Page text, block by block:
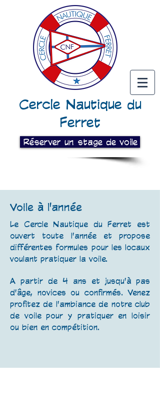
Cercle Nautique du
Ferret
Réserver un stage de voile
Voile à l'année
Le Cercle Nautique du Ferret est
ouvert toute l'année et propose
différentes formules pour les locaux
voulant pratiquer la voile.
A partir de 4 ans et jusqu'à pas
d'âge, novices ou confirmés. Venez
profitez de l'ambiance de notre club
de voile pour y pratiquer en loisir
ou bien en compétition.